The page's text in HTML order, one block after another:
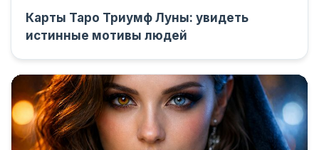
Карты Таро Триумф Луны: увидеть
истинные мотивы людей